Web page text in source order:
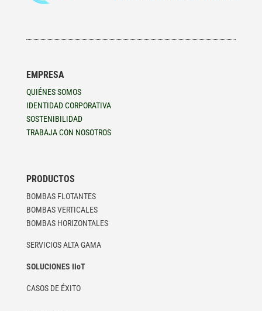
EMPRESA
QUIÉNES SOMOS
IDENTIDAD CORPORATIVA
SOSTENIBILIDAD
TRABAJA CON NOSOTROS
PRODUCTOS
BOMBAS FLOTANTES
BOMBAS VERTICALES
BOMBAS HORIZONTALES
SERVICIOS ALTA GAMA
SOLUCIONES IIoT
CASOS DE ÉXITO